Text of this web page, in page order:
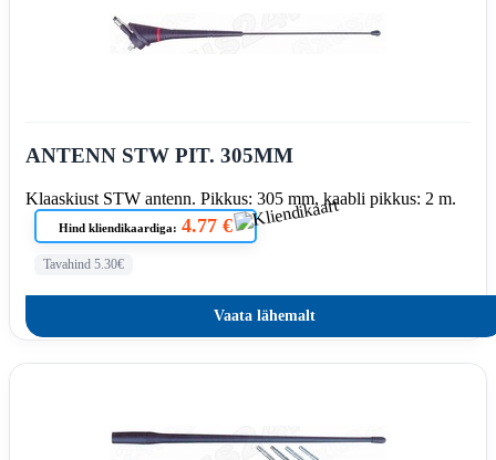
ANTENN STW PIT. 305MM
Klaaskiust STW antenn. Pikkus: 305 mm, kaabli pikkus: 2 m.
Hind kliendikaardiga: 4.77 €
Tavahind 5.30€
Vaata lähemalt